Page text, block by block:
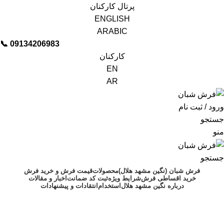
پرتال کارکنان
ENGLISH
ARABIC
📞︁ 09134206983
کارکنان
EN
AR
ورود / ثبت نام
جستجو
منو
جستجو
فرش شبان (نگین مشهد هلال)محصولاتقیمت فرش و خرید فرش
خرید اقساطی فرششرایط ویژهثبت کد ضمانتاخبار و مقالات
درباره نگین مشهد هلالاستخدامانتقادات و پیشنهادات